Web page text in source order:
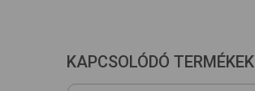
KAPCSOLÓDÓ TERMÉKEK